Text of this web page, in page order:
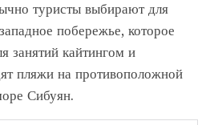
туристы выбирают для
побережье, которое
занятий кайтингом и
пляжи на противоположной
Сибуян.